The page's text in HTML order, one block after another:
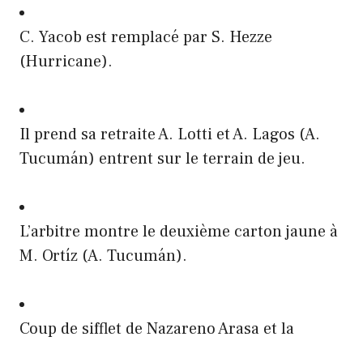
C. Yacob est remplacé par S. Hezze
(Hurricane).
Il prend sa retraite A. Lotti et A. Lagos (A.
Tucumán) entrent sur le terrain de jeu.
L’arbitre montre le deuxième carton jaune à
M. Ortíz (A. Tucumán).
Coup de sifflet de Nazareno Arasa et la